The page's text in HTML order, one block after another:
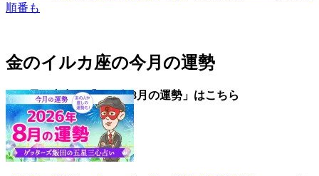
順番も
金のイルカ座の今月の運勢
▼五星三心占い「2026年8月の運勢」はこちら